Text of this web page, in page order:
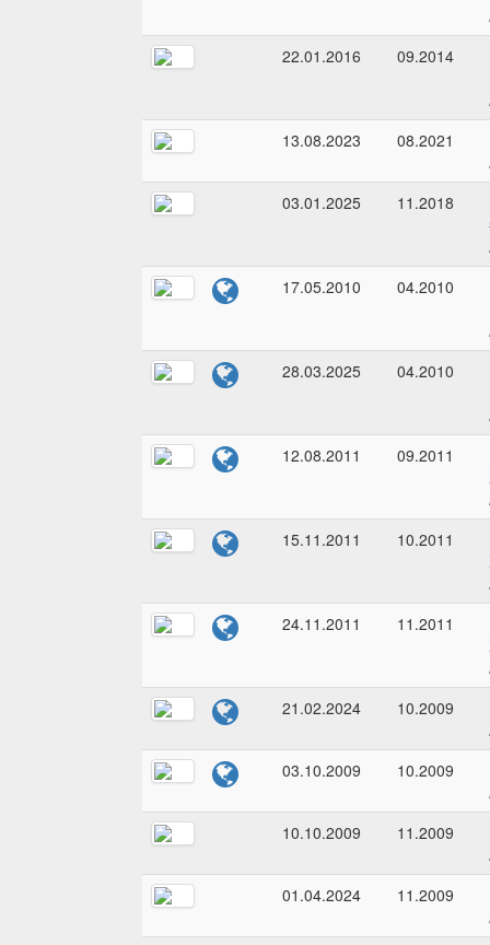
22.01.2016
09.2014
13.08.2023
08.2021
03.01.2025
11.2018
17.05.2010
04.2010
28.03.2025
04.2010
12.08.2011
09.2011
15.11.2011
10.2011
24.11.2011
11.2011
21.02.2024
10.2009
03.10.2009
10.2009
10.10.2009
11.2009
01.04.2024
11.2009